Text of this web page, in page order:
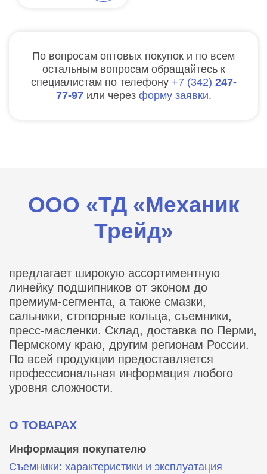
По вопросам оптовых покупок и по всем
остальным вопросам обращайтесь к
специалистам по телефону
7 342 247-
77-97 или через форму заявки.
ООО «ТД «Механик
Трейд»
предлагает широкую ассортиментную
линейку подшипников от эконом до
премиум-сегмента, а также смазки,
сальники, стопорные кольца, съемники,
пресс-масленки. Склад, доставка по Перми,
Пермскому краю, другим регионам России.
По всей продукции предоставляется
профессиональная информация любого
уровня сложности.
О ТОВАРАХ
Информация покупателю
Съемники: характеристики и эксплуатация